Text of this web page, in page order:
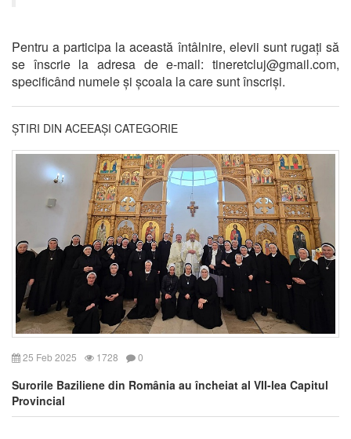
Pentru a participa la această întâlnire, elevii sunt rugați să
se înscrie la adresa de e-mail: tineretcluj@gmail.com,
specificând numele și școala la care sunt înscriși.
ȘTIRI DIN ACEEAȘI CATEGORIE
25 Feb 2025 1728 0
Surorile Baziliene din România au încheiat al VII-lea Capitul
Provincial